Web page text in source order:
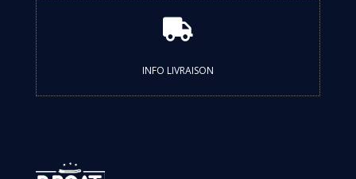

INFO LIVRAISON